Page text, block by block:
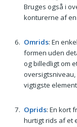
Bruges også i
konturerne af
Omrids: En
formen uden
og billedligt om
vigtigste
Oprids: En kort
hurtigt rids af et